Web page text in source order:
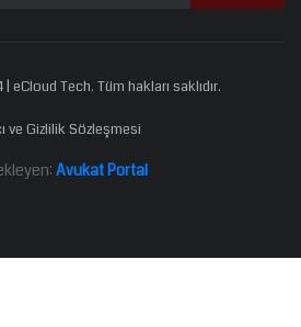
eCloud Tech. Tüm hakları saklıdır.
ve Gizlilik Sözleşmesi
Avukat Portal